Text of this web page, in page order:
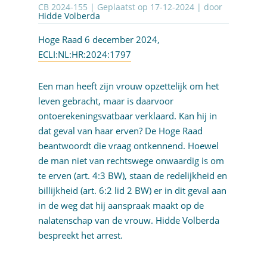
CB 2024-155 | Geplaatst op 17-12-2024| door
Hidde Volberda
Hoge Raad 6 december 2024,
ECLI:NL:HR:2024:1797
Een man heeft zijn vrouw opzettelijk om het
leven gebracht, maar is daarvoor
ontoerekeningsvatbaar verklaard. Kan hij in
dat geval van haar erven? De Hoge Raad
beantwoordt die vraag ontkennend. Hoewel
de man niet van rechtswege onwaardig is om
te erven (art. 4:3 BW), staan de redelijkheid en
billijkheid (art. 6:2 lid 2 BW) er in dit geval aan
in de weg dat hij aanspraak maakt op de
nalatenschap van de vrouw. Hidde Volberda
bespreekt het arrest.